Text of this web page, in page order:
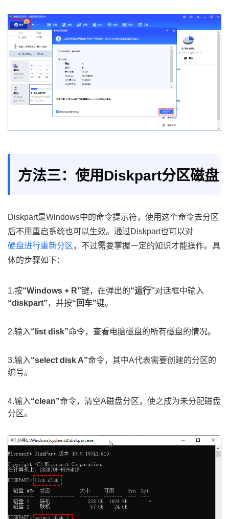
方法三：使用Diskpart分区磁盘
Diskpart是Windows中的命令提示符，使用这个命令去分区
后不用重启系统也可以生效。通过Diskpart也可以对
硬盘进行重新分区，不过需要掌握一定的知识才能操作。具
体的步骤如下：
1.按“Windows + R”键，在弹出的“运行”对话框中输入
“diskpart”，并按“回车”键。
2.输入“list disk”命令，查看电脑磁盘的所有磁盘的情况。
3.输入“select disk A”命令，其中A代表需要创建的分区的
编号。
4.输入“clean”命令，清空A磁盘分区，使之成为未分配磁盘
分区。